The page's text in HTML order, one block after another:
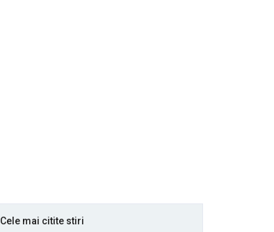
Cele mai citite stiri